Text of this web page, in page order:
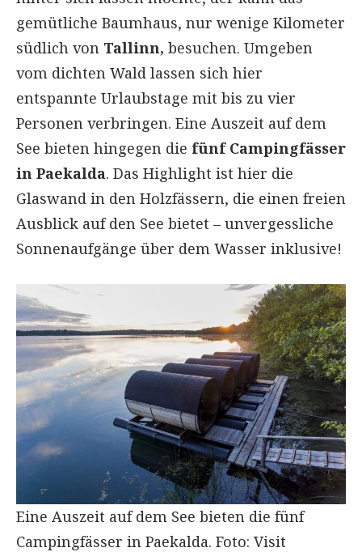
gemütliche Baumhaus, nur wenige Kilometer
südlich von Tallinn, besuchen. Umgeben
vom dichten Wald lassen sich hier
entspannte Urlaubstage mit bis zu vier
Personen verbringen. Eine Auszeit auf dem
See bieten hingegen die fünf Campingfässer
in Paekalda. Das Highlight ist hier die
Glaswand in den Holzfässern, die einen freien
Ausblick auf den See bietet – unvergessliche
Sonnenaufgänge über dem Wasser inklusive!
Eine Auszeit auf dem See bieten die fünf
Campingfässer in Paekalda. Foto: Visit